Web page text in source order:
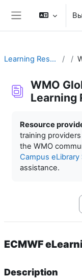
Перейти к основному
Боковая панель
Learning Resources
WMO
Learning
Resource
training
the WMO
Campus
assistance.
ECMWF
Description